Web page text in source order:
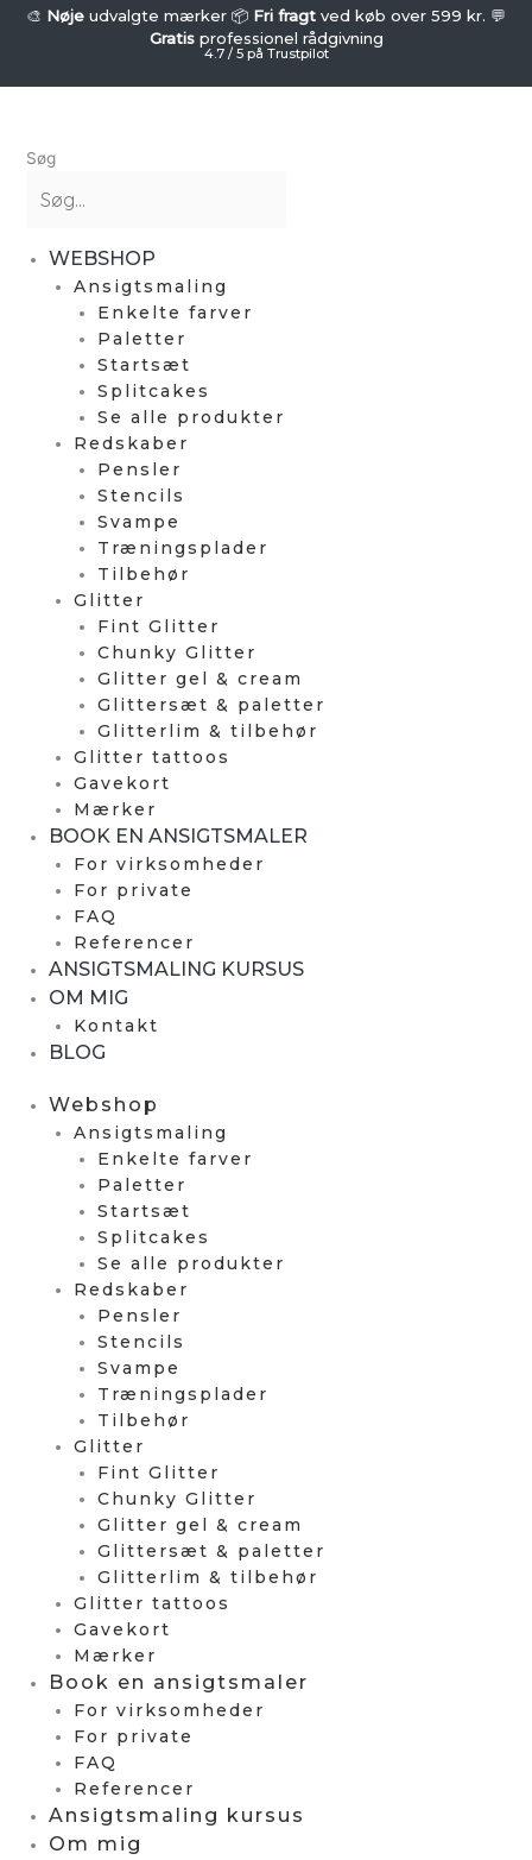
🎨 Nøje udvalgte mærker 📦 Fri fragt ved køb over 599 kr. 💬
Gratisprofessionel rådgivning
4.7 / 5 på Trustpilot
Søg
WEBSHOP
Ansigtsmaling
Enkelte farver
Paletter
Startsæt
Splitcakes
Se alle produkter
Redskaber
Pensler
Stencils
Svampe
Træningsplader
Tilbehør
Glitter
Fint Glitter
Chunky Glitter
Glitter gel & cream
Glittersæt & paletter
Glitterlim & tilbehør
Glitter tattoos
Gavekort
Mærker
BOOK EN ANSIGTSMALER
For virksomheder
For private
FAQ
Referencer
ANSIGTSMALING KURSUS
OM MIG
Kontakt
BLOG
Webshop
Ansigtsmaling
Enkelte farver
Paletter
Startsæt
Splitcakes
Se alle produkter
Redskaber
Pensler
Stencils
Svampe
Træningsplader
Tilbehør
Glitter
Fint Glitter
Chunky Glitter
Glitter gel & cream
Glittersæt & paletter
Glitterlim & tilbehør
Glitter tattoos
Gavekort
Mærker
Book en ansigtsmaler
For virksomheder
For private
FAQ
Referencer
Ansigtsmaling kursus
Om mig
DIAMOND
Rund
Gul
blød
stk.)